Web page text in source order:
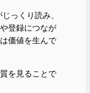
っくり読み、
登録につなが
価値を生んで
を見ることで